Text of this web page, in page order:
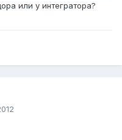
или у интегратора?